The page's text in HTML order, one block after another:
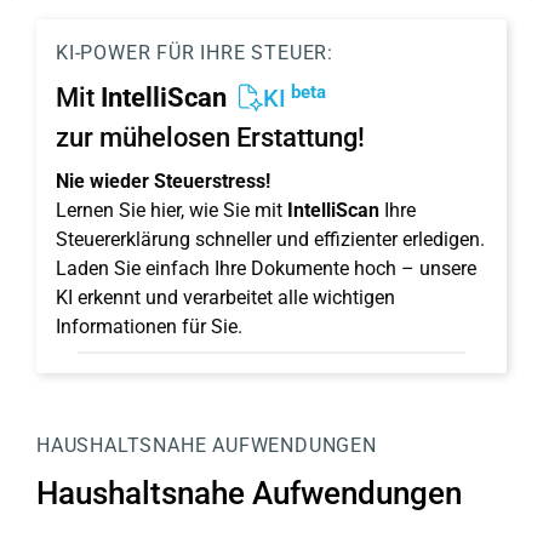
KI-POWER FÜR IHRE STEUER:
Mit IntelliScan KI beta
zur mühelosen Erstattung!
Nie wieder Steuerstress!
Lernen Sie hier, wie Sie mit IntelliScan Ihre
Steuererklärung schneller und effizienter erledigen.
Laden Sie einfach Ihre Dokumente hoch – unsere
KI erkennt und verarbeitet alle wichtigen
Informationen für Sie.
HAUSHALTSNAHE AUFWENDUNGEN
Haushaltsnahe Aufwendungen